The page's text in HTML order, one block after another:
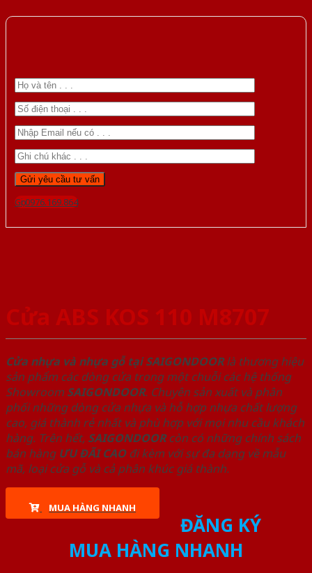
Gọi 0976.169.864
Cửa ABS KOS 110 M8707
Cửa nhựa và nhựa gỗ tại SAIGONDOORlà thương hiệu
sản phẩm các dòng cửa trong một chuỗi các hệ thống
Showroom SAIGONDOOR. Chuyên sản xuất và phân
phối những dòng cửa nhựa và hỗ hợp nhựa chất lượng
cao, giá thành rẻ nhất và phù hợp với mọi nhu cầu khách
hàng. Trên hết, SAIGONDOORcòn có những chính sách
bán hàng ƯU ĐÃI CAOđi kèm với sự đa dạng về mẫu
mã, loại cửa gỗ và cả phân khúc giá thành.
MUA HÀNG NHANH
ĐĂNG KÝ
MUA HÀNG NHANH